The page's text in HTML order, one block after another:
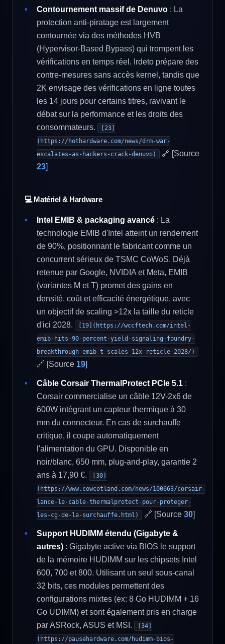
Contournement massif de Denuvo : La
protection anti-piratage est largement
contournée via des méthodes HVB
(Hypervisor-Based Bypass) qui trompent les
vérifications en temps réel. Irdeto prépare des
contre-mesures sans accès kernel, tandis que
2K envisage des vérifications en ligne toutes
les 14 jours pour certains titres, ravivant le
débat sur la performance et les droits des
consommateurs.
[23]
(https://hothardware.com/news/drm-war-
escalates-as-hackers-crack-denuvo)
🔗 [Source
23]
💻 Matériel & Hardware
Intel EMIB & packaging avancé : La
technologie EMIB d'Intel atteint un rendement
de 90%, positionnant le fabricant comme un
concurrent sérieux de TSMC CoWoS. Déjà
retenue par Google, NVIDIA et Meta, EMIB
(variantes M et T) promet des gains en
densité, coût et efficacité énergétique, avec
un objectif de scaling >12x la taille du reticle
d'ici 2028.
[19](https://wccftech.com/intel-
emib-hits-90-percent-yield-signaling-foundry-
breakthrough-emib-t-scales-12x-reticle-2028/)
🔗 [Source 19]
Câble Corsair ThermalProtect PCIe 5.1 :
Corsair commercialise un câble 12V-2x6 de
600W intégrant un capteur thermique à 30
mm du connecteur. En cas de surchauffe
critique, il coupe automatiquement
l'alimentation du GPU. Disponible en
noir/blanc, 650 mm, plug-and-play, garantie 2
ans à 17,90 €.
[30]
(https://www.cowcotland.com/news/100663/corsair-
lance-le-cable-thermalprotect-pour-proteger-
les-cg-de-la-surchauffe.html)
🔗 [Source 30]
Support HUDIMM étendu (Gigabyte &
autres) : Gigabyte active via BIOS le support
de la mémoire HUDIMM sur les chipsets Intel
600, 700 et 800. Utilisant un seul sous-canal
32 bits, ces modules permettent des
configurations mixtes (ex: 8 Go HUDIMM + 16
Go UDIMM) et sont également pris en charge
par ASRock, ASUS et MSI.
[34]
(https://pausehardware.com/hudimm-bios-